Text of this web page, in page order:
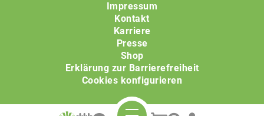
Impressum
Kontakt
Karriere
Presse
Shop
Erklärung zur Barrierefreiheit
Cookies konfigurieren